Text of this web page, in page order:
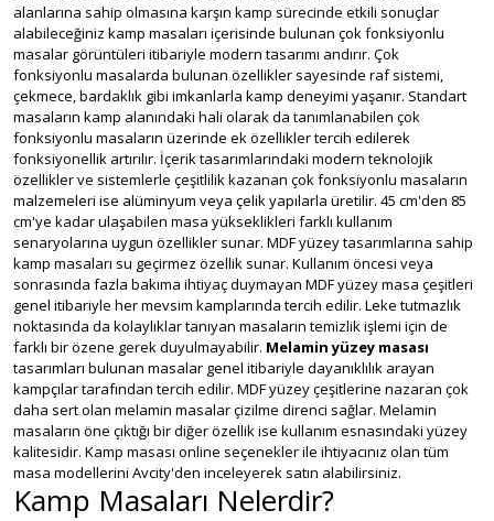
alanlarına sahip olmasına karşın kamp sürecinde etkili sonuçlar
alabileceğiniz kamp masaları içerisinde bulunan çok fonksiyonlu
masalar görüntüleri itibariyle modern tasarımı andırır. Çok
fonksiyonlu masalarda bulunan özellikler sayesinde raf sistemi,
çekmece, bardaklık gibi imkanlarla kamp deneyimi yaşanır. Standart
masaların kamp alanındaki hali olarak da tanımlanabilen çok
fonksiyonlu masaların üzerinde ek özellikler tercih edilerek
fonksiyonellik artırılır. İçerik tasarımlarındaki modern teknolojik
özellikler ve sistemlerle çeşitlilik kazanan çok fonksiyonlu masaların
malzemeleri ise alüminyum veya çelik yapılarla üretilir. 45 cm'den 85
cm'ye kadar ulaşabilen masa yükseklikleri farklı kullanım
senaryolarına uygun özellikler sunar. MDF yüzey tasarımlarına sahip
kamp masaları su geçirmez özellik sunar. Kullanım öncesi veya
sonrasında fazla bakıma ihtiyaç duymayan MDF yüzey masa çeşitleri
genel itibariyle her mevsim kamplarında tercih edilir. Leke tutmazlık
noktasında da kolaylıklar tanıyan masaların temizlik işlemi için de
farklı bir özene gerek duyulmayabilir. Melamin yüzey masası
tasarımları bulunan masalar genel itibariyle dayanıklılık arayan
kampçılar tarafından tercih edilir. MDF yüzey çeşitlerine nazaran çok
daha sert olan melamin masalar çizilme direnci sağlar. Melamin
masaların öne çıktığı bir diğer özellik ise kullanım esnasındaki yüzey
kalitesidir. Kamp masası online seçenekler ile ihtiyacınız olan tüm
masa modellerini Avcity'den inceleyerek satın alabilirsiniz.
Kamp Masaları Nelerdir?